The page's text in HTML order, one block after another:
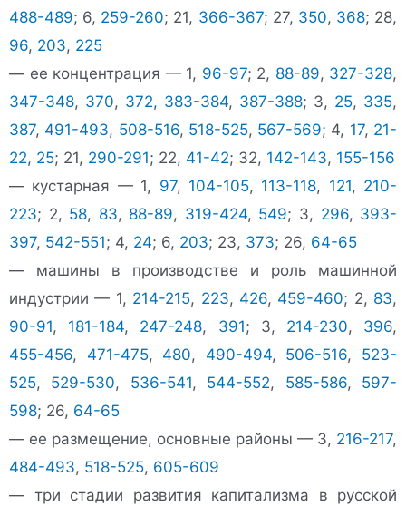
488-489; 6, 259-260; 21, 366-367; 27, 350, 368; 28,
96, 203, 225
— ее концентрация — 1, 96-97; 2, 88-89, 327-328,
347-348, 370, 372, 383-384, 387-388; 3, 25, 335,
387, 491-493, 508-516, 518-525, 567-569; 4, 17, 21-
22, 25; 21, 290-291; 22, 41-42; 32, 142-143, 155-156
— кустарная — 1, 97, 104-105, 113-118, 121, 210-
223; 2, 58, 83, 88-89, 319-424, 549; 3, 296, 393-
397, 542-551; 4, 24; 6, 203; 23, 373; 26, 64-65
— машины в производстве и роль машинной
индустрии — 1, 214-215, 223, 426, 459-460; 2, 83,
90-91, 181-184, 247-248, 391; 3, 214-230, 396,
455-456, 471-475, 480, 490-494, 506-516, 523-
525, 529-530, 536-541, 544-552, 585-586, 597-
598; 26, 64-65
— ее размещение, основные районы — 3, 216-217,
484-493, 518-525, 605-609
— три стадии развития капитализма в русской